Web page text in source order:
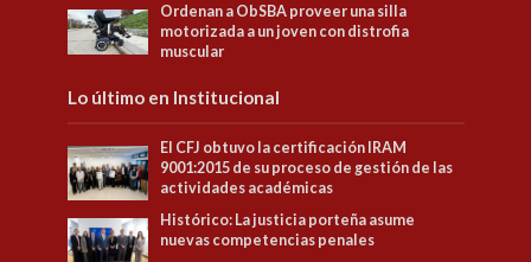
Ordenan a ObSBA proveer una silla
motorizada a un joven con distrofia
muscular
Lo último en Institucional
El CFJ obtuvo la certificación IRAM
9001:2015 de su proceso de gestión de las
actividades académicas
Histórico: La justicia porteña asume
nuevas competencias penales